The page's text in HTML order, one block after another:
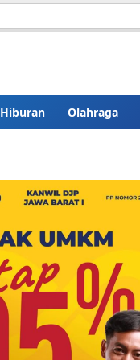
Hiburan Olahraga